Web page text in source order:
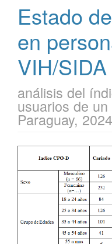
Estado
en
VIH/SIDA
análisis del
usuarios de
Paraguay, 2024
Barra
lateral
del
artículo